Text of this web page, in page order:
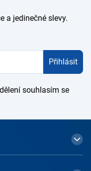
a jedinečné slevy.
Přihlásit
souhlasím se